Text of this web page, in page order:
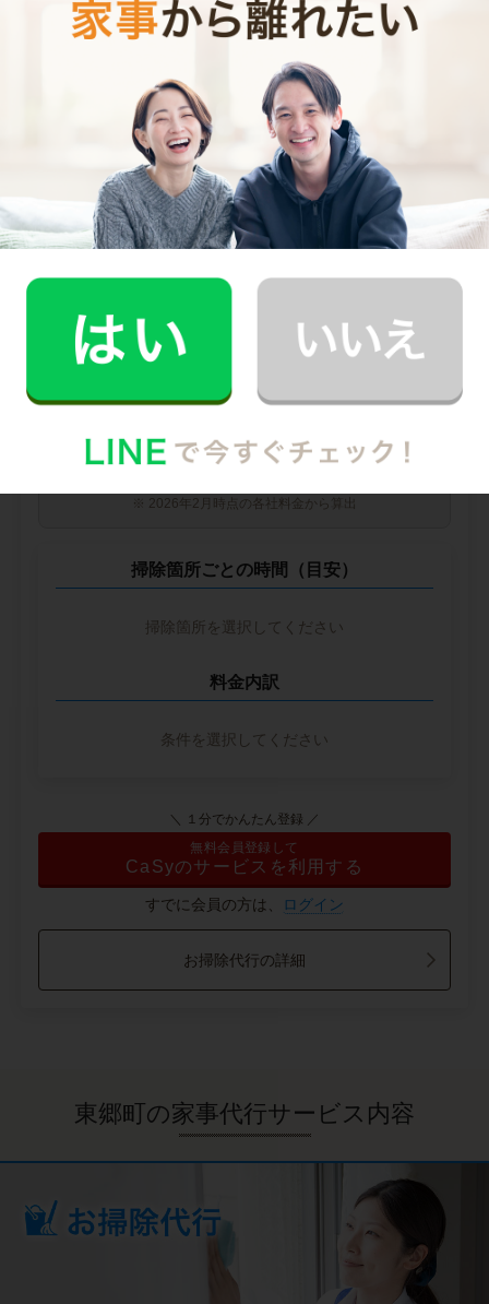
料金（税込・交通費込）
他社との比較
業界大手B社
中堅CH社
--
※ 2026年2月時点の各社料金から算出
掃除箇所ごとの時間（目安）
掃除箇所を選択してください
料金内訳
条件を選択してください
＼ １分でかんたん登録 ／
無料会員登録して
CaSyのサービスを利用する
すでに会員の方は、 ログイン
お掃除代行の詳細
東郷町の家事代行サービス内容